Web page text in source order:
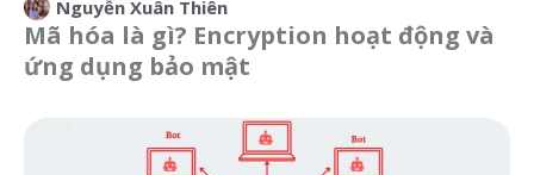
Nguyễn Xuân Thiên
Mã hóa là gì? Encryption hoạt động và
ứng dụng bảo mật